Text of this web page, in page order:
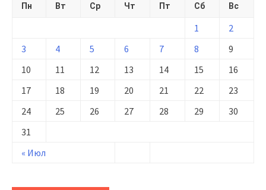
Пн Вт Ср Чт Пт Сб Вс
« Июл
1
2
3
4 5 6 7 8
9
10
11 12 13 14 15
16
17
18 19 20 21 22
23
24
25 26 27 28 29
30
31